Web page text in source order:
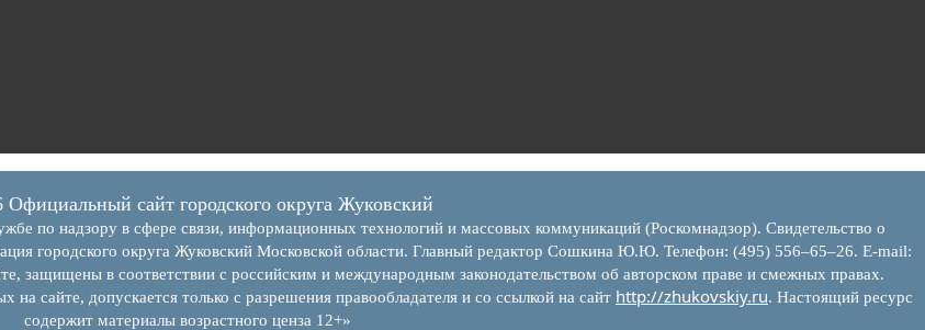
сайт городского округа Жуковский
по надзору в сфере связи, информационных технологий и массовых коммуникаций (Роскомнадзор). Свидетельство о
городского округа Жуковский Московской области. Главный редактор Сошкина Ю.Ю. Телефон: (495) 556–65–26. E‑mail:
защищены в соответствии с российским и международным законодательством об авторском праве и смежных правах.
сайте, допускается только с разрешения правообладателя и со ссылкой на сайт http://zhukovskiy.ru. Настоящий ресурс
содержит материалы возрастного ценза 12+»